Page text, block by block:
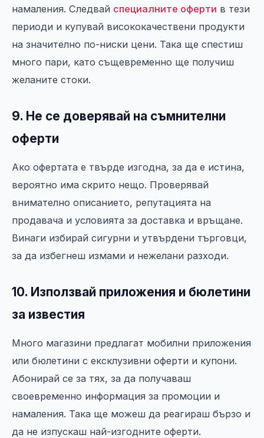
намаления. Следвай специалните оферти в тези
периоди и купувай висококачествени продукти
на значително по-ниски цени. Така ще спестиш
много пари, като същевременно ще получиш
желаните стоки.
9. Не се доверявай на съмнителни
оферти
Ако офертата е твърде изгодна, за да е истина,
вероятно има скрито нещо. Проверявай
внимателно описанието, репутацията на
продавача и условията за доставка и връщане.
Винаги избирай сигурни и утвърдени търговци,
за да избегнеш измами и нежелани разходи.
10. Използвай приложения и бюлетини
за известия
Много магазини предлагат мобилни приложения
или бюлетини с ексклузивни оферти и купони.
Абонирай се за тях, за да получаваш
своевременно информация за промоции и
намаления. Така ще можеш да реагираш бързо и
да не изпускаш най-изгодните оферти.